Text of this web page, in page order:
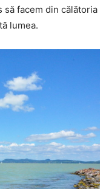
să facem din călătoria
lumea.